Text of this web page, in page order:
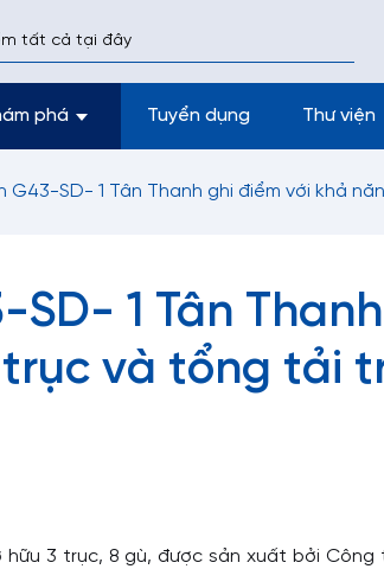
phá Tuyển dụng Thư viện
G43-SD- 1 Tân Thanh ghi điểm với khả
SD- 1 Tân
và tổng tải
3 trục, 8 gù, được sản xuất bởi Công